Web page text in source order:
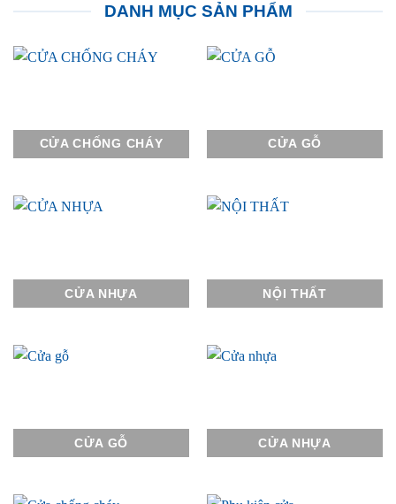
DANH MỤC SẢN PHẨM
CỬA CHỐNG CHÁY CỬA GỖ
CỬA NHỰA NỘI THẤT
CỬA GỖ CỬA NHỰA